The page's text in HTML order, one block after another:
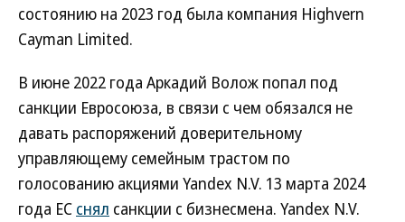
состоянию на 2023 год была компания Highvern
Cayman Limited.
В июне 2022 года Аркадий Волож попал под
санкции Евросоюза, в связи с чем обязался не
давать распоряжений доверительному
управляющему семейным трастом по
голосованию акциями Yandex N.V. 13 марта 2024
года ЕС снял санкции с бизнесмена. Yandex N.V.